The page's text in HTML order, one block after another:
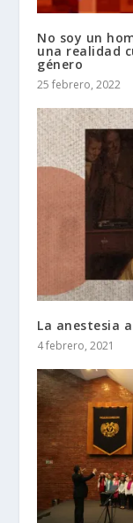
No soy un
una realidad
género
25 febrero, 2022
La anestesia
4 febrero, 2021